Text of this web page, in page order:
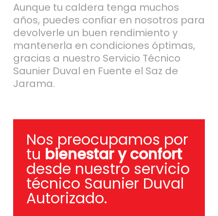
Aunque tu caldera tenga muchos
años, puedes confiar en nosotros para
devolverle un buen rendimiento y
mantenerla en condiciones óptimas,
gracias a nuestro Servicio Técnico
Saunier Duval en Fuente el Saz de
Jarama.
Nos preocupamos por
tu bienestar y confort
desde nuestro servicio
técnico Saunier Duval
Autorizado.